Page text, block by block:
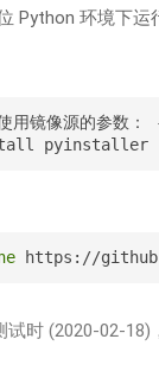
Python 环境下运
用镜像源的参
pyinstaller
https://
试时 (2020-02-18)